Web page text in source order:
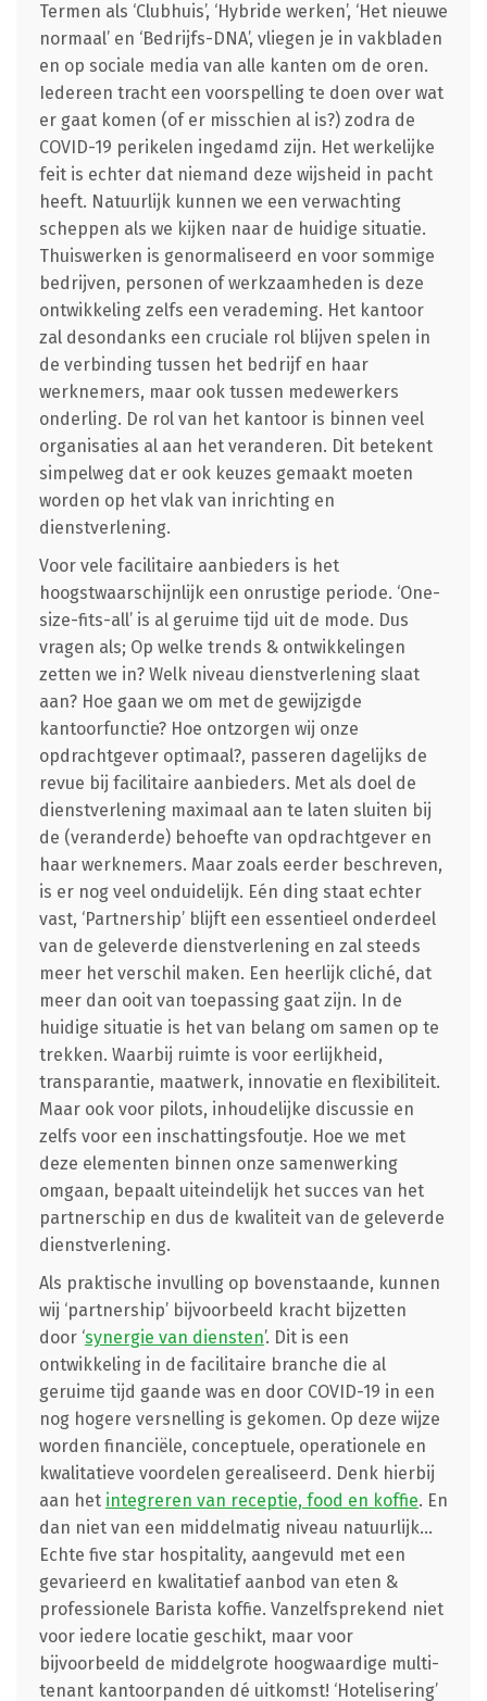
Termen als ‘Clubhuis’, ‘Hybride werken’, ‘Het nieuwe
normaal’ en ‘Bedrijfs-DNA’, vliegen je in vakbladen
en op sociale media van alle kanten om de oren.
Iedereen tracht een voorspelling te doen over wat
er gaat komen (of er misschien al is?) zodra de
COVID-19 perikelen ingedamd zijn. Het werkelijke
feit is echter dat niemand deze wijsheid in pacht
heeft. Natuurlijk kunnen we een verwachting
scheppen als we kijken naar de huidige situatie.
Thuiswerken is genormaliseerd en voor sommige
bedrijven, personen of werkzaamheden is deze
ontwikkeling zelfs een verademing. Het kantoor
zal desondanks een cruciale rol blijven spelen in
de verbinding tussen het bedrijf en haar
werknemers, maar ook tussen medewerkers
onderling. De rol van het kantoor is binnen veel
organisaties al aan het veranderen. Dit betekent
simpelweg dat er ook keuzes gemaakt moeten
worden op het vlak van inrichting en
dienstverlening.
Voor vele facilitaire aanbieders is het
hoogstwaarschijnlijk een onrustige periode. ‘One-
size-fits-all’ is al geruime tijd uit de mode. Dus
vragen als; Op welke trends & ontwikkelingen
zetten we in? Welk niveau dienstverlening slaat
aan? Hoe gaan we om met de gewijzigde
kantoorfunctie? Hoe ontzorgen wij onze
opdrachtgever optimaal?, passeren dagelijks de
revue bij facilitaire aanbieders. Met als doel de
dienstverlening maximaal aan te laten sluiten bij
de (veranderde) behoefte van opdrachtgever en
haar werknemers. Maar zoals eerder beschreven,
is er nog veel onduidelijk. Eén ding staat echter
vast, ‘Partnership’ blijft een essentieel onderdeel
van de geleverde dienstverlening en zal steeds
meer het verschil maken. Een heerlijk cliché, dat
meer dan ooit van toepassing gaat zijn. In de
huidige situatie is het van belang om samen op te
trekken. Waarbij ruimte is voor eerlijkheid,
transparantie, maatwerk, innovatie en flexibiliteit.
Maar ook voor pilots, inhoudelijke discussie en
zelfs voor een inschattingsfoutje. Hoe we met
deze elementen binnen onze samenwerking
omgaan, bepaalt uiteindelijk het succes van het
partnerschip en dus de kwaliteit van de geleverde
dienstverlening.
Als praktische invulling op bovenstaande, kunnen
wij ‘partnership’ bijvoorbeeld kracht bijzetten
door ‘synergie van diensten’. Dit is een
ontwikkeling in de facilitaire branche die al
geruime tijd gaande was en door COVID-19 in een
nog hogere versnelling is gekomen. Op deze wijze
worden financiële, conceptuele, operationele en
kwalitatieve voordelen gerealiseerd. Denk hierbij
aan het integreren van receptie, food en koffie. En
dan niet van een middelmatig niveau natuurlijk…
Echte five star hospitality, aangevuld met een
gevarieerd en kwalitatief aanbod van eten &
professionele Barista koffie. Vanzelfsprekend niet
voor iedere locatie geschikt, maar voor
bijvoorbeeld de middelgrote hoogwaardige multi-
tenant kantoorpanden dé uitkomst! ‘Hotelisering’